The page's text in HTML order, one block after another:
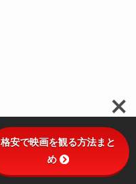
格安で映画を観る方法まと
め